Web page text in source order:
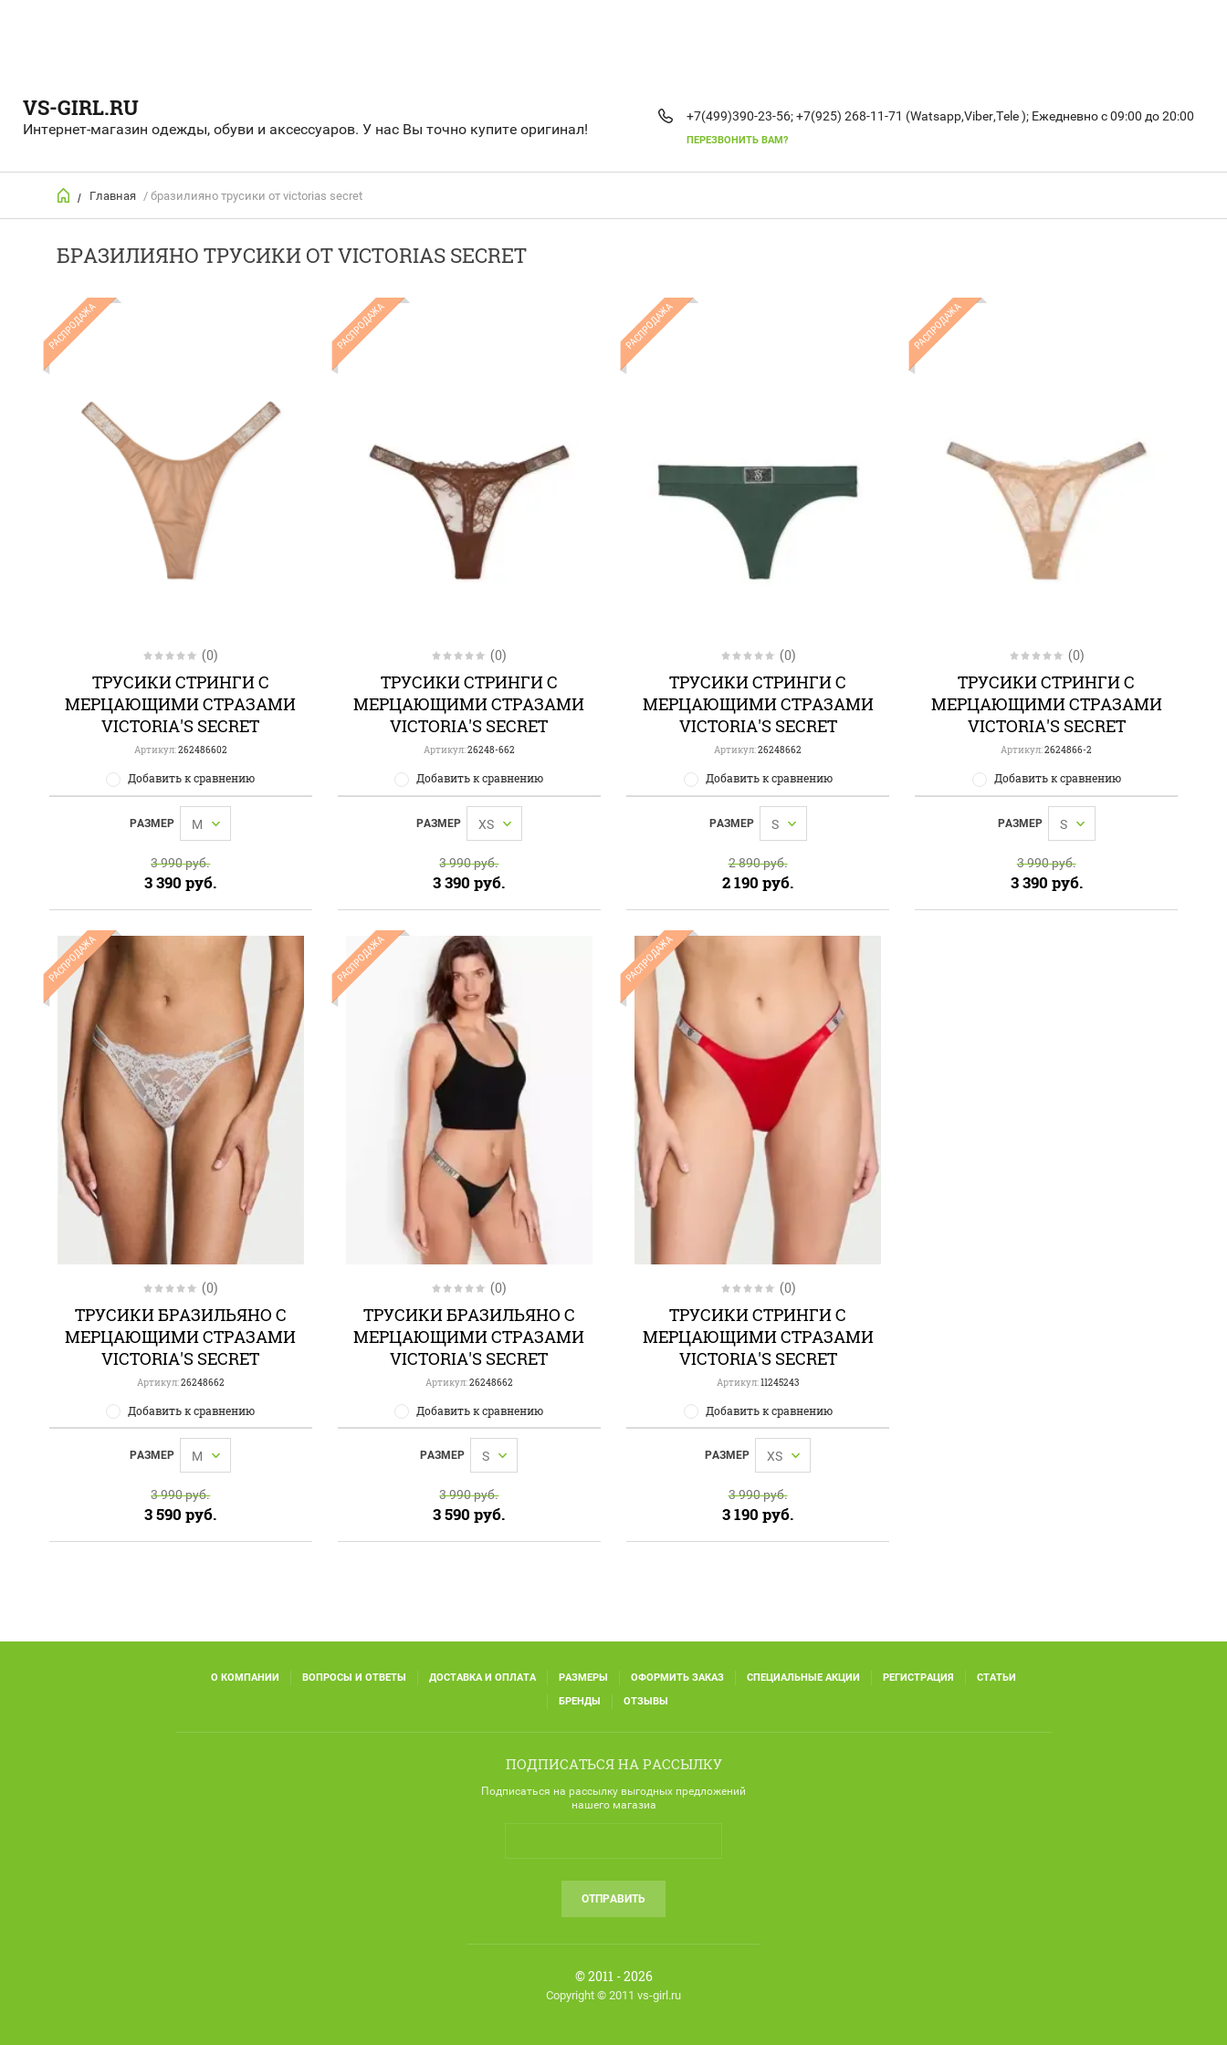
VS-GIRL.RU
Интернет-магазин одежды, обуви и аксессуаров. У нас Вы точно купите оригинал!
+7(499)390-23-56;+7(925) 268-11-71 (Watsapp,Viber,Tele ); Ежедневно с 09:00 до 20:00
ПЕРЕЗВОНИТЬ ВАМ?
/ Главная / бразилияно трусики от victorias secret
БРАЗИЛИЯНО ТРУСИКИ ОТ VICTORIAS SECRET
РАСПРОДАЖА
(0)
ТРУСИКИ СТРИНГИ С
МЕРЦАЮЩИМИ СТРАЗАМИ
VICTORIA'S SECRET
Артикул:262486602
Добавить к сравнению
РАЗМЕР M
3 990руб.
3 390 руб.
РАСПРОДАЖА
(0)
ТРУСИКИ СТРИНГИ С
МЕРЦАЮЩИМИ СТРАЗАМИ
VICTORIA'S SECRET
Артикул:26248-662
Добавить к сравнению
РАЗМЕР XS
3 990руб.
3 390 руб.
РАСПРОДАЖА
(0)
ТРУСИКИ СТРИНГИ С
МЕРЦАЮЩИМИ СТРАЗАМИ
VICTORIA'S SECRET
Артикул:26248662
Добавить к сравнению
РАЗМЕР S
2 890руб.
2 190 руб.
РАСПРОДАЖА
(0)
ТРУСИКИ СТРИНГИ С
МЕРЦАЮЩИМИ СТРАЗАМИ
VICTORIA'S SECRET
Артикул:2624866-2
Добавить к сравнению
РАЗМЕР S
3 990руб.
3 390 руб.
РАСПРОДАЖА
(0)
ТРУСИКИ БРАЗИЛЬЯНО С
МЕРЦАЮЩИМИ СТРАЗАМИ
VICTORIA'S SECRET
Артикул:26248662
Добавить к сравнению
РАЗМЕР M
3 990руб.
3 590 руб.
РАСПРОДАЖА
(0)
ТРУСИКИ БРАЗИЛЬЯНО С
МЕРЦАЮЩИМИ СТРАЗАМИ
VICTORIA'S SECRET
Артикул:26248662
Добавить к сравнению
РАЗМЕР S
3 990руб.
3 590 руб.
РАСПРОДАЖА
(0)
ТРУСИКИ СТРИНГИ С
МЕРЦАЮЩИМИ СТРАЗАМИ
VICTORIA'S SECRET
Артикул:11245243
Добавить к сравнению
РАЗМЕР XS
3 990руб.
3 190 руб.
О КОМПАНИИ ВОПРОСЫ И ОТВЕТЫ ДОСТАВКА И ОПЛАТА РАЗМЕРЫ ОФОРМИТЬ ЗАКАЗ СПЕЦИАЛЬНЫЕ АКЦИИ РЕГИСТРАЦИЯ
СТАТЬИ
БРЕНДЫ
ОТЗЫВЫ
ПОДПИСАТЬСЯ НА РАССЫЛКУ
Подписаться на рассылку выгодных предложений
нашего магазиа
ОТПРАВИТЬ
© 2011 - 2026
Copyright © 2011 vs-girl.ru